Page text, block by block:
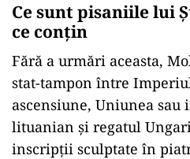
Ce sunt pisaniile lui
ce conțin
Fără a urmări aceasta,
stat-tampon între
ascensiune, Uniunea
lituanian şi regatul
inscripții sculptate în